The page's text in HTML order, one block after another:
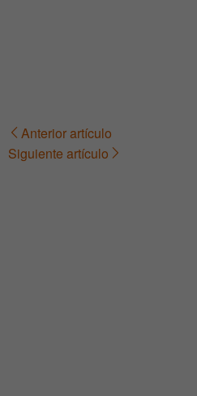
Navegación
Anterior artículo
Siguiente artículo